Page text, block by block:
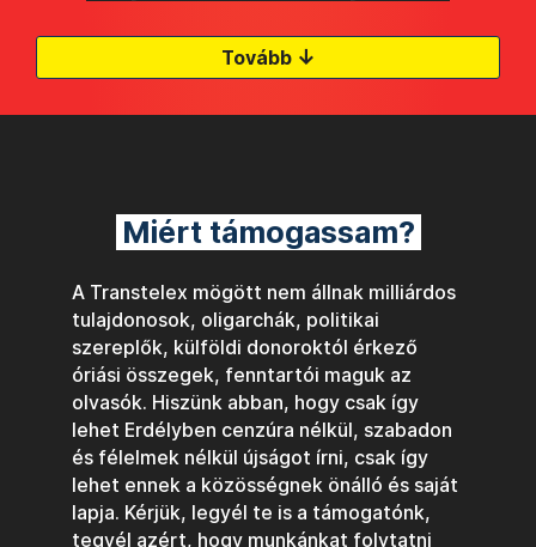
Tovább ↓
Miért támogassam?
A Transtelex mögött nem állnak milliárdos
tulajdonosok, oligarchák, politikai
szereplők, külföldi donoroktól érkező
óriási összegek, fenntartói maguk az
olvasók. Hiszünk abban, hogy csak így
lehet Erdélyben cenzúra nélkül, szabadon
és félelmek nélkül újságot írni, csak így
lehet ennek a közösségnek önálló és saját
lapja. Kérjük, legyél te is a támogatónk,
tegyél azért, hogy munkánkat folytatni